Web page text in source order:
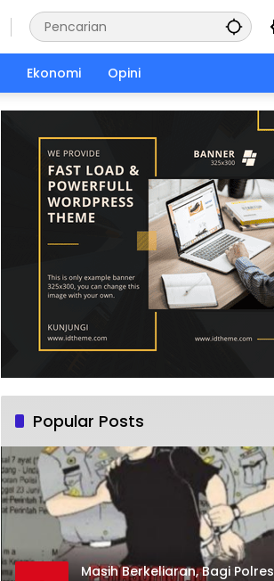
Ekonomi Opini
Popular Posts
Masih Berkeliaran, Bagi Polres